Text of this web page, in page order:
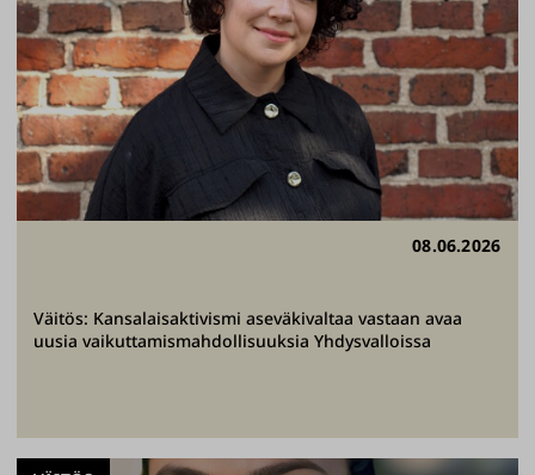
08.06.2026
Väitös: Kansalaisaktivismi aseväkivaltaa vastaan avaa
uusia vaikuttamismahdollisuuksia Yhdysvalloissa